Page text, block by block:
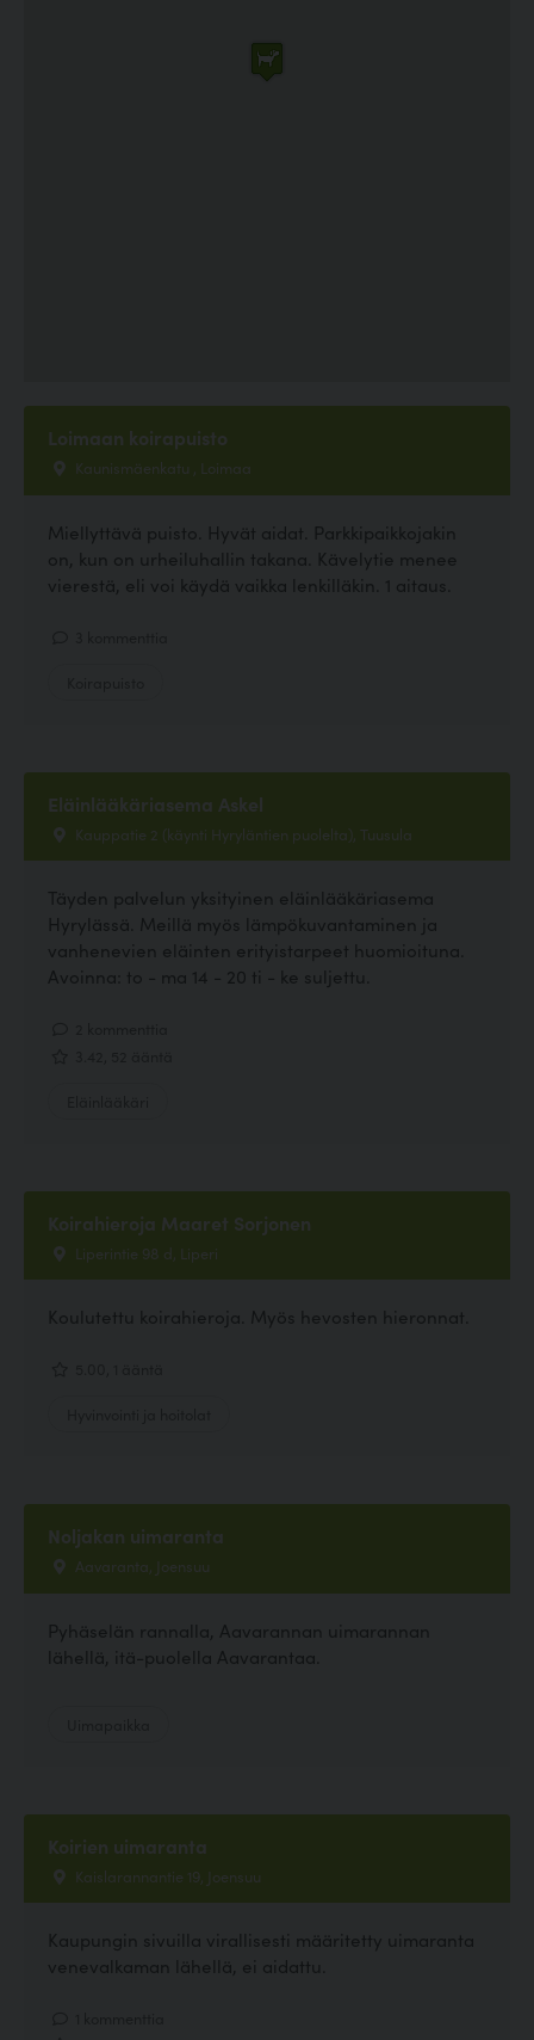
Loimaan koirapuisto
Kaunismäenkatu , Loimaa
Miellyttävä puisto. Hyvät aidat. Parkkipaikkojakin
on, kun on urheiluhallin takana. Kävelytie menee
vierestä, eli voi käydä vaikka lenkilläkin. 1 aitaus.
Eläinlääkäriasema Askel
Kauppatie 2 (käynti Hyryläntien puolelta), Tuusula
Täyden palvelun yksityinen eläinlääkäriasema
Hyrylässä. Meillä myös lämpökuvantaminen ja
vanhenevien eläinten erityistarpeet huomioituna.
Avoinna: to - ma 14 - 20 ti - ke suljettu.
Koirahieroja Maaret Sorjonen
Liperintie 98 d, Liperi
Koulutettu koirahieroja. Myös hevosten hieronnat.
Noljakan uimaranta
Aavaranta, Joensuu
Pyhäselän rannalla, Aavarannan uimarannan
lähellä, itä-puolella Aavarantaa.
Koirien uimaranta
Kaislarannantie 19, Joensuu
Kaupungin sivuilla virallisesti määritetty uimaranta
venevalkaman lähellä, ei aidattu.